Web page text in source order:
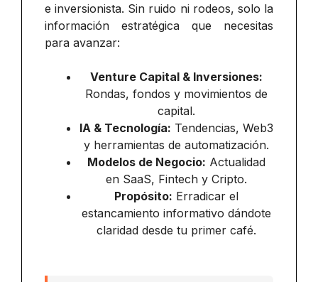
e inversionista. Sin ruido ni rodeos, solo la
información estratégica que necesitas
para avanzar:
Venture Capital & Inversiones:
Rondas, fondos y movimientos de
capital.
IA & Tecnología: Tendencias, Web3
y herramientas de automatización.
Modelos de Negocio: Actualidad
en SaaS, Fintech y Cripto.
Propósito: Erradicar el
estancamiento informativo dándote
claridad desde tu primer café.